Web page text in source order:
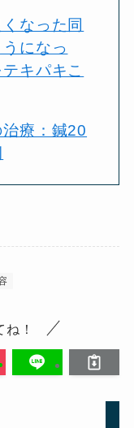
なった同
になっ
キパキこ
療：鍼20
！